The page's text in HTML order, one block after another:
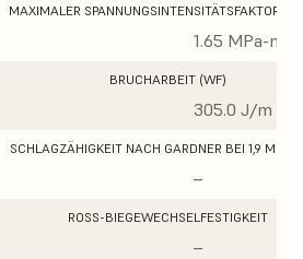
MAXIMALER SPANNUNGSINTENSITÄTSFAKTOR
1.65 MPa-m1/
BRUCHARBEIT (WF)
305.0 J/m
SCHLAGZÄHIGKEIT NACH GARDNER BEI 1,9 MM
–
ROSS-BIEGEWECHSELFESTIGKEIT
–